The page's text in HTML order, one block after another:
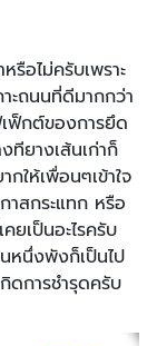
รือไม่ครับเพราะ
ะถนนที่ดีมากกว่า
เฟ็กต์ของการยึด
ทียางเส้นเก่าก็
ให้เพื่อนๆเข้าใจ
าสกระแทก หรือ
ยเป็นอะไรครับ
หนึ่งพังก็เป็นไป
ดการชำรุดครับ